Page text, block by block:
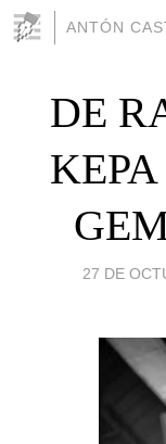
ANTÓN
DE
27 DE